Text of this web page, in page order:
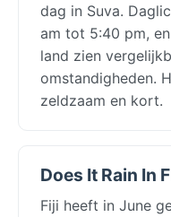
dag in Suva.
am tot 5:40 pm,
land zien
omstandigheden.
zeldzaam en kort.
Does It Rain In
Fiji heeft in June